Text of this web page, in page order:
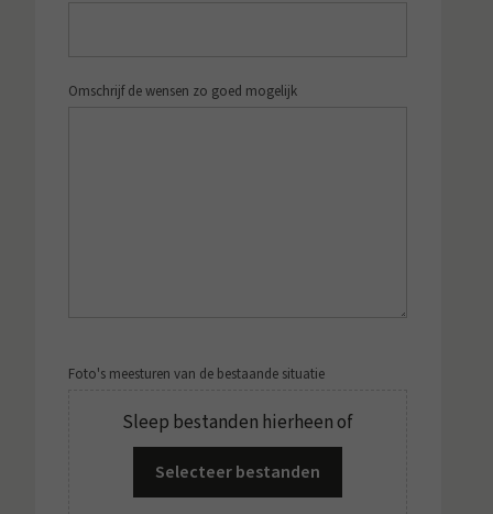
Omschrijf de wensen zo goed mogelijk
Foto's meesturen van de bestaande situatie
Sleep bestanden hierheen of
Selecteer bestanden